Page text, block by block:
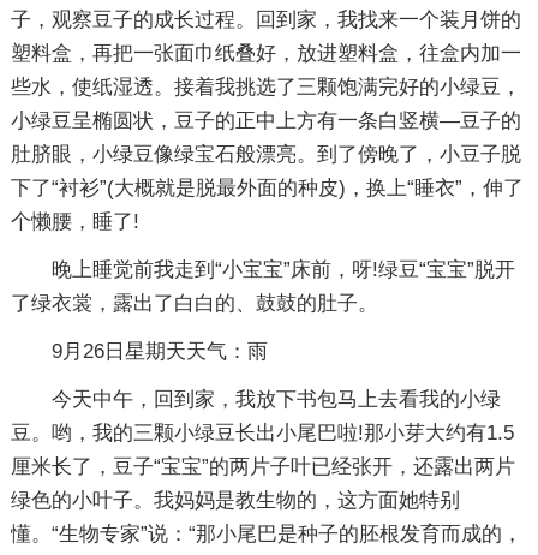
子，观察豆子的成长过程。回到家，我找来一个装月饼的
塑料盒，再把一张面巾纸叠好，放进塑料盒，往盒内加一
些水，使纸湿透。接着我挑选了三颗饱满完好的小绿豆，
小绿豆呈椭圆状，豆子的正中上方有一条白竖横—豆子的
肚脐眼，小绿豆像绿宝石般漂亮。到了傍晚了，小豆子脱
下了“衬衫”(大概就是脱最外面的种皮)，换上“睡衣”，伸了
个懒腰，睡了!
晚上睡觉前我走到“小宝宝”床前，呀!绿豆“宝宝”脱开
了绿衣裳，露出了白白的、鼓鼓的肚子。
9月26日星期天天气：雨
今天中午，回到家，我放下书包马上去看我的小绿
豆。哟，我的三颗小绿豆长出小尾巴啦!那小芽大约有1.5
厘米长了，豆子“宝宝”的两片子叶已经张开，还露出两片
绿色的小叶子。我妈妈是教生物的，这方面她特别
懂。“生物专家”说：“那小尾巴是种子的胚根发育而成的，